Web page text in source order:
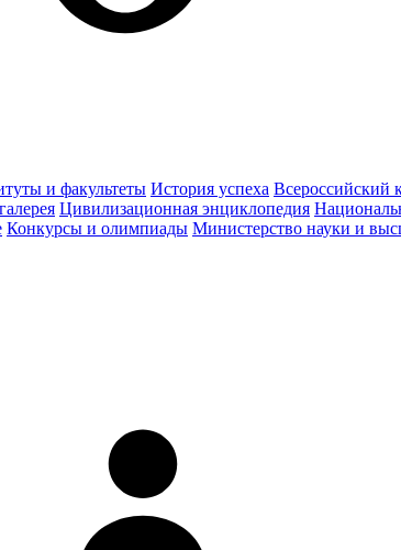
и факультеты История успеха Всероссийский
Цивилизационная энциклопедия
Конкурсы и олимпиады Министерство науки и